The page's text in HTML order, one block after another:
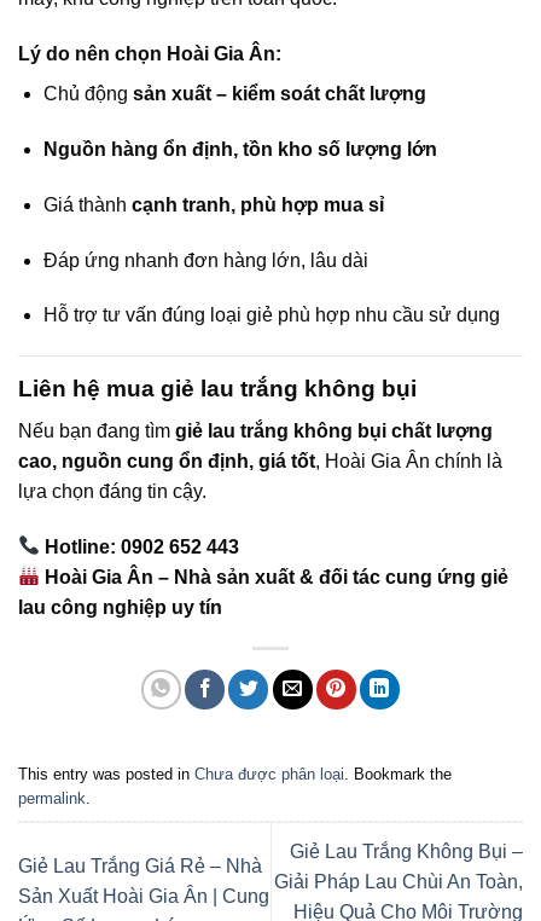
Lý do nên chọn Hoài Gia Ân:
Chủ động sản xuất – kiểm soát chất lượng
Nguồn hàng ổn định, tồn kho số lượng lớn
Giá thành cạnh tranh, phù hợp mua sỉ
Đáp ứng nhanh đơn hàng lớn, lâu dài
Hỗ trợ tư vấn đúng loại giẻ phù hợp nhu cầu sử dụng
Liên hệ mua giẻ lau trắng không bụi
Nếu bạn đang tìm giẻ lau trắng không bụi chất lượng
cao, nguồn cung ổn định, giá tốt, Hoài Gia Ân chính là
lựa chọn đáng tin cậy.
Hotline: 0902 652 443
Hoài Gia Ân – Nhà sản xuất & đối tác cung ứng giẻ
lau công nghiệp uy tín
This entry was posted in Chưa được phân loại . Bookmark the
permalink
Giẻ Lau Trắng Giá Rẻ – Nhà
Sản Xuất Hoài Gia Ân | Cung
Giẻ Lau Trắng Không Bụi –
Giải Pháp Lau Chùi An Toàn,
Hiệu Quả Cho Môi Trường